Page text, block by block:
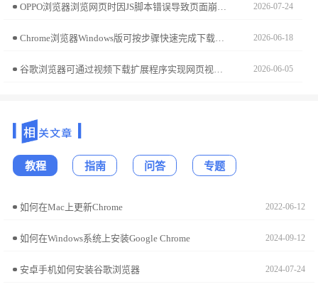
2026-07-24
Chrome浏览器Windows版可按步骤快速完成下载安装和配置，用户可高效启用浏览器，实现功能完整、安全稳定运行，提升办公及浏览效率。 2026-06-18
谷歌浏览器可通过视频下载扩展程序实现网页视频保存，适用于教学、资料整理等用途，操作简单高效。 2026-06-05
教程 指南 问答 专题
如何在Mac上更新Chrome 2022-06-12
如何在Windows系统上安装Google Chrome 2024-09-12
安卓手机如何安装谷歌浏览器 2024-07-24